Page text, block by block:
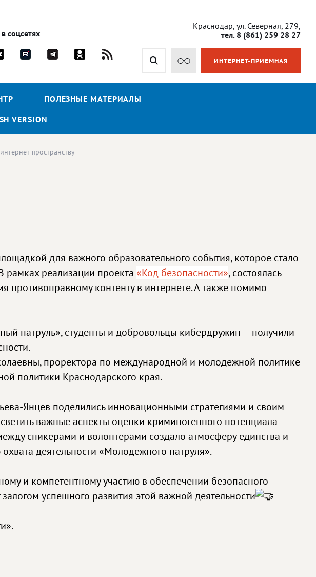
соцсетях
Краснодар, ул. Северная, 279,
тел. 8 (861) 259 28 27
ИНТЕРНЕТ-ПРИЕМНАЯ
ПОЛЕЗНЫЕ МАТЕРИАЛЫ
VERSION
пространству
для важного образовательного события, которое стало
реализации проекта «Код безопасности», состоялась
противоправному контенту в интернете. А также помимо
патруль», студенты и добровольцы кибердружин — получили
проректора по международной и молодежной политике
политики Краснодарского края.
Янцев поделились инновационными стратегиями и своим
важные аспекты оценки криминогенного потенциала
спикерами и волонтерами создало атмосферу единства и
деятельности «Молодежного патруля».
и компетентному участию в обеспечении безопасного
успешного развития этой важной деятельности